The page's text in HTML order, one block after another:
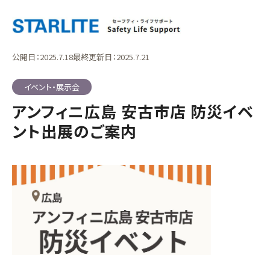
アンフィニ広島 安古市店 防災イベ
ント出展のご案内
公開日：2025.7.18最終更新日：2025.7.21
イベント・展示会